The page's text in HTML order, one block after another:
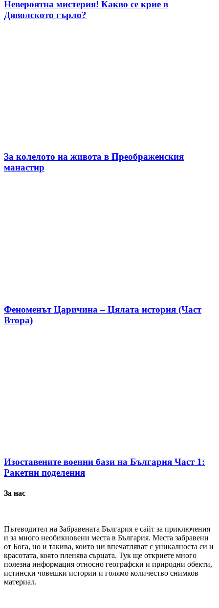
Невероятна мистерия! Какво се крие в
Дяволското гърло?
За колелото на живота в Преображенския
манастир
Феноменът Царичина – Цялата история (Част
Втора)
Изоставените военни бази на България Част 1:
Ракетни поделения
За нас
Пътеводител на Забравената България е сайт за приключения
и за много необикновени места в България. Места забравени
от Бога, но и такива, които ни впечатляват с уникалноста си и
красотата, която пленява сърцата. Тук ще откриете много
полезна информация относно географски и природни обекти,
истински човешки истории и голямо количество снимков
материал.